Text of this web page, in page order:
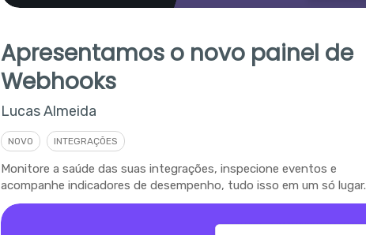
Apresentamos o novo painel de
Webhooks
Lucas Almeida
NOVO INTEGRAÇÕES
Monitore a saúde das suas integrações, inspecione eventos e
acompanhe indicadores de desempenho, tudo isso em um só lugar.